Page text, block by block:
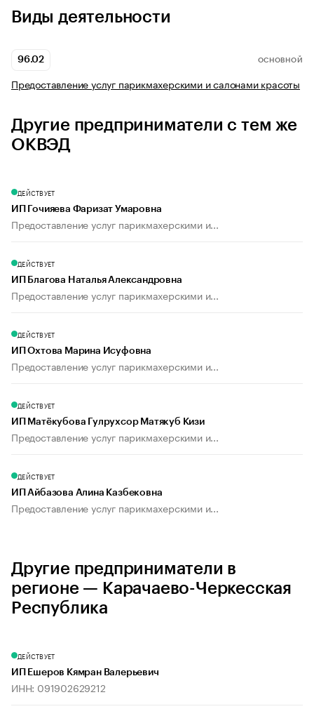
Виды деятельности
96.02 ОСНОВНОЙ
Предоставление услуг парикмахерскими и салонами красоты
Другие предприниматели с тем же
ОКВЭД
ДЕЙСТВУЕТ
ИП Гочияева Фаризат Умаровна
Предоставление услуг парикмахерскими и...
ДЕЙСТВУЕТ
ИП Благова Наталья Александровна
Предоставление услуг парикмахерскими и...
ДЕЙСТВУЕТ
ИП Охтова Марина Исуфовна
Предоставление услуг парикмахерскими и...
ДЕЙСТВУЕТ
ИП Матёкубова Гулрухсор Матякуб Кизи
Предоставление услуг парикмахерскими и...
ДЕЙСТВУЕТ
ИП Айбазова Алина Казбековна
Предоставление услуг парикмахерскими и...
Другие предприниматели в
регионе — Карачаево-Черкесская
Республика
ДЕЙСТВУЕТ
ИП Ешеров Кямран Валерьевич
ИНН: 091902629212